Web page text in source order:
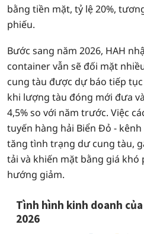
bằng tiền mặt, tỷ lệ 20%,
phiếu.
Bước sang năm 2026, HAH
container vẫn sẽ đối mặt
cung tàu được dự báo tiếp
khi lượng tàu đóng mới đưa
4,5% so với năm trước. Việc
tuyến hàng hải Biển Đỏ -
tăng tình trạng dư cung tàu,
tải và khiến mặt bằng giá khó
hướng giảm.